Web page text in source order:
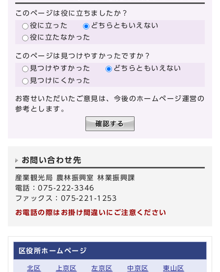
このページは役に立ちましたか？
役に立った
どちらともいえない
役に立たなかった
このページは見つけやすかったですか？
見つけやすかった
どちらともいえない
見つけにくかった
お寄せいただいたご意見は、今後のホームページ運営の
参考とします。
お問い合わせ先
産業観光局 農林振興室 林業振興課
電話：075-222-3346
ファックス：075-221-1253
お電話の際はお掛け間違いにご注意ください
区役所ホームページ
北区 上京区 左京区 中京区 東山区